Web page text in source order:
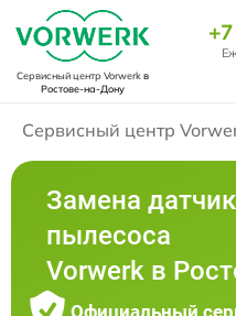
Сервисный центр Vorwerkв
Ростове-на-Дону
Сервисный центр
Замена
пылесоса
Vorwerk в
Официальный